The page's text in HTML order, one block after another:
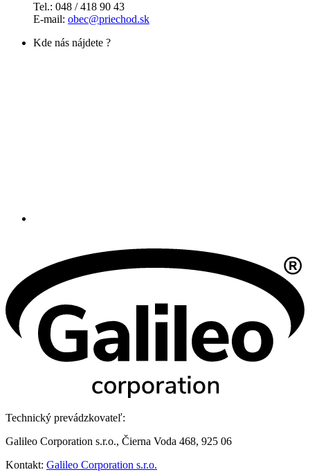
Tel.: 048 / 418 90 43
E-mail: obec@priechod.sk
Kde nás nájdete ?
Technický prevádzkovateľ:
Galileo Corporation s.r.o., Čierna Voda 468, 925 06
Kontakt: Galileo Corporation s.r.o.